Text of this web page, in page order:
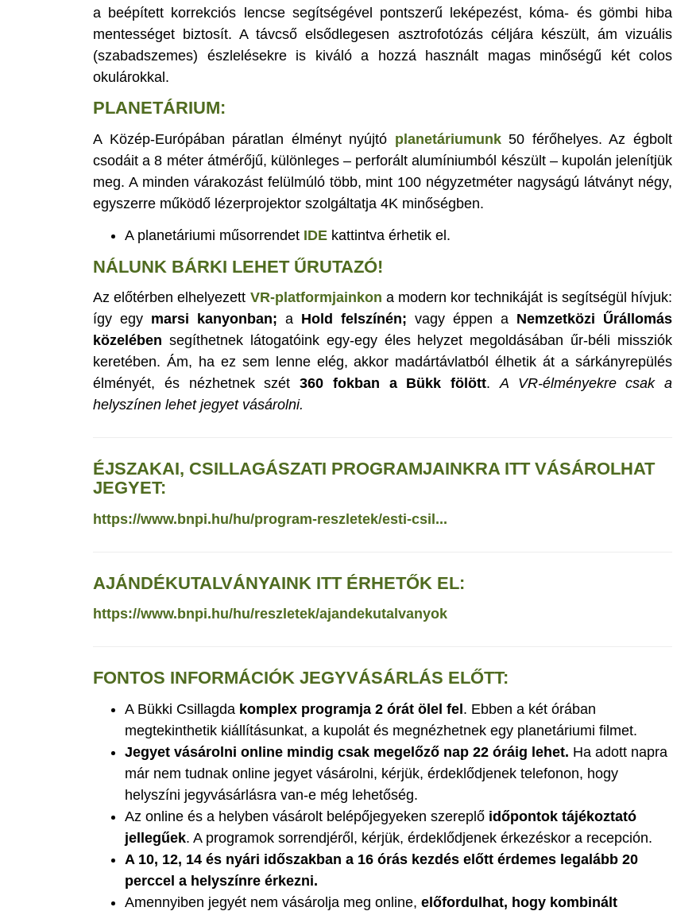
a beépített korrekciós lencse segítségével pontszerű leképezést, kóma- és gömbi hiba
mentességet biztosít. A távcső elsődlegesen asztrofotózás céljára készült, ám vizuális
(szabadszemes) észlelésekre is kiváló a hozzá használt magas minőségű két colos
okulárokkal.
PLANETÁRIUM:
A Közép-Európában páratlan élményt nyújtó planetáriumunk50 férőhelyes. Az égbolt
csodáit a 8 méter átmérőjű, különleges – perforált alumíniumból készült – kupolán jelenítjük
meg. A minden várakozást felülmúló több, mint 100 négyzetméter nagyságú látványt négy,
egyszerre működő lézerprojektor szolgáltatja 4K minőségben.
A planetáriumi műsorrendet IDE kattintva érhetik el.
NÁLUNK BÁRKI LEHET ŰRUTAZÓ!
Az előtérben elhelyezett VR-platformjainkon a modern kor technikáját is segítségül hívjuk:
így egy marsi kanyonban; a Hold felszínén; vagy éppen a Nemzetközi Űrállomás
közelében segíthetnek látogatóink egy-egy éles helyzet megoldásában űr-béli missziók
keretében. Ám, ha ez sem lenne elég, akkor madártávlatból élhetik át a sárkányrepülés
élményét, és nézhetnek szét 360 fokban a Bükk fölött.A VR-élményekre csak a
helyszínen lehet jegyet vásárolni.
ÉJSZAKAI, CSILLAGÁSZATI PROGRAMJAINKRA ITT VÁSÁROLHAT
JEGYET:
https://www.bnpi.hu/hu/program-reszletek/esti-csil...
AJÁNDÉKUTALVÁNYAINK ITT ÉRHETŐK EL:
https://www.bnpi.hu/hu/reszletek/ajandekutalvanyok
FONTOS INFORMÁCIÓK JEGYVÁSÁRLÁS ELŐTT:
A Bükki Csillagda komplex programja 2 órát ölel fel. Ebben a két órában
megtekinthetik kiállításunkat, a kupolát és megnézhetnek egy planetáriumi filmet.
Jegyet vásárolni online mindig csak megelőző nap 22 óráig lehet. Ha adott napra
már nem tudnak online jegyet vásárolni, kérjük, érdeklődjenek telefonon, hogy
helyszíni jegyvásárlásra van-e még lehetőség.
Az online és a helyben vásárolt belépőjegyeken szereplő időpontok tájékoztató
jellegűek. A programok sorrendjéről, kérjük, érdeklődjenek érkezéskor a recepción.
A 10, 12, 14 és nyári időszakban a 16 órás kezdés előtt érdemes legalább 20
perccel a helyszínre érkezni.
Amennyiben jegyét nem vásárolja meg online, előfordulhat, hogy kombinált